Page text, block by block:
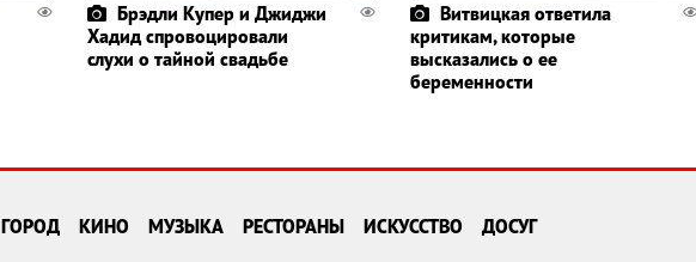
Брэдли Купер и Джиджи
Хадид спровоцировали
слухи о тайной свадьбе
Витвицкая ответила
критикам, которые
высказались о ее
беременности
ГОРОД КИНО МУЗЫКА РЕСТОРАНЫ ИСКУССТВО ДОСУГ